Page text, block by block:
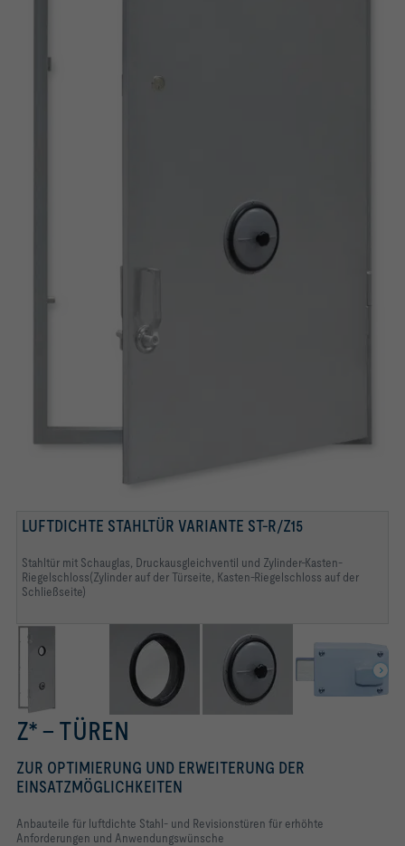
LUFTDICHTE STAHLTÜR VARIANTE ST-R/Z15
Stahltür mit Schauglas, Druckausgleichventil und Zylinder-Kasten-
Riegelschloss(Zylinder auf der Türseite, Kasten-Riegelschloss auf der
Schließseite)
DRUCKAUSGLEICHSVENTIL
ZYLINDER-KASTEN-RIEGELSCHLOSS
ABNEHMBARER FRONTHEBEL (VOM
DOPPELHEBELVERSCHLUSS)
Z* – TÜREN
ZUR OPTIMIERUNG UND ERWEITERUNG DER
EINSATZMÖGLICHKEITEN
Anbauteile für luftdichte Stahl- und Revisionstüren für erhöhte
Anforderungen und Anwendungswünsche